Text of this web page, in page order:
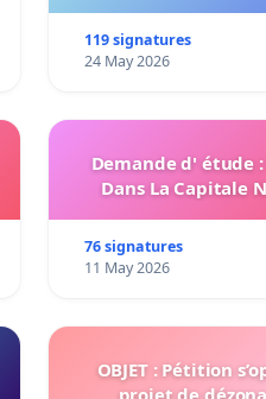
connexion 805-
119 signatures
24 May 2026
Demande d' étude
Dans La Capitale
76 signatures
11 May 2026
OBJET : Pétition
projet de